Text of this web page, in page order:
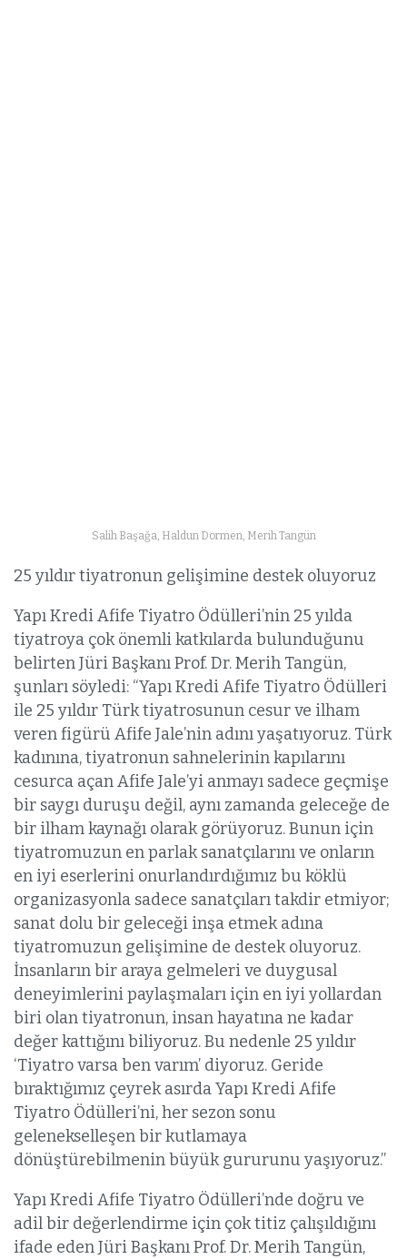
Salih Başağa, Haldun Dormen, Merih Tangün
25 yıldır tiyatronun gelişimine destek oluyoruz
Yapı Kredi Afife Tiyatro Ödülleri’nin 25 yılda
tiyatroya çok önemli katkılarda bulunduğunu
belirten Jüri Başkanı Prof. Dr. Merih Tangün,
şunları söyledi: “Yapı Kredi Afife Tiyatro Ödülleri
ile 25 yıldır Türk tiyatrosunun cesur ve ilham
veren figürü Afife Jale’nin adını yaşatıyoruz. Türk
kadınına, tiyatronun sahnelerinin kapılarını
cesurca açan Afife Jale’yi anmayı sadece geçmişe
bir saygı duruşu değil, aynı zamanda geleceğe de
bir ilham kaynağı olarak görüyoruz. Bunun için
tiyatromuzun en parlak sanatçılarını ve onların
en iyi eserlerini onurlandırdığımız bu köklü
organizasyonla sadece sanatçıları takdir etmiyor;
sanat dolu bir geleceği inşa etmek adına
tiyatromuzun gelişimine de destek oluyoruz.
İnsanların bir araya gelmeleri ve duygusal
deneyimlerini paylaşmaları için en iyi yollardan
biri olan tiyatronun, insan hayatına ne kadar
değer kattığını biliyoruz. Bu nedenle 25 yıldır
‘Tiyatro varsa ben varım’ diyoruz. Geride
bıraktığımız çeyrek asırda Yapı Kredi Afife
Tiyatro Ödülleri’ni, her sezon sonu
gelenekselleşen bir kutlamaya
dönüştürebilmenin büyük gururunu yaşıyoruz.’’
Yapı Kredi Afife Tiyatro Ödülleri’nde doğru ve
adil bir değerlendirme için çok titiz çalışıldığını
ifade eden Jüri Başkanı Prof. Dr. Merih Tangün,